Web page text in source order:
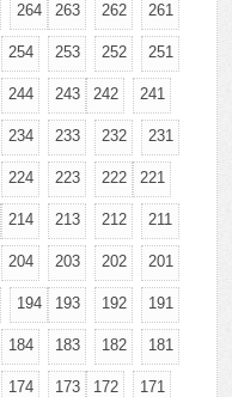
264 263 262 261
254 253 252 251
244 243 242 241
234 233 232 231
224 223 222 221
214 213 212 211
204 203 202 201
194 193 192 191
184 183 182 181
174 173 172 171